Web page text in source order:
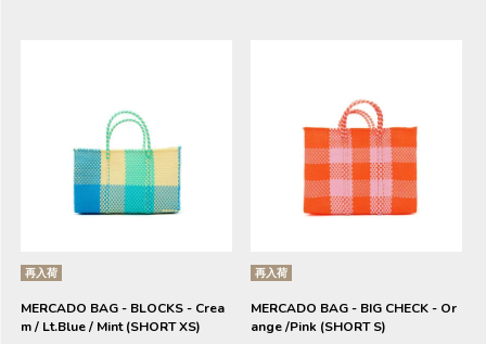
再入荷
MERCADO BAG - BLOCKS - Crea
m / Lt.Blue / Mint (SHORT XS)
再入荷
MERCADO BAG - BIG CHECK - Or
ange /Pink (SHORT S)